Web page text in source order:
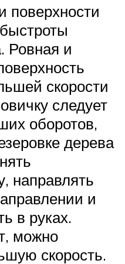
поверхности
Ровная и
скорости
следует
оборотов,
дерева
направлять
и
в руках.
можно
скорость.